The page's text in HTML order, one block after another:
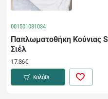
001501081034
Παπλωματοθήκη Κούνιας
Σιέλ
17.36€
Καλάθι